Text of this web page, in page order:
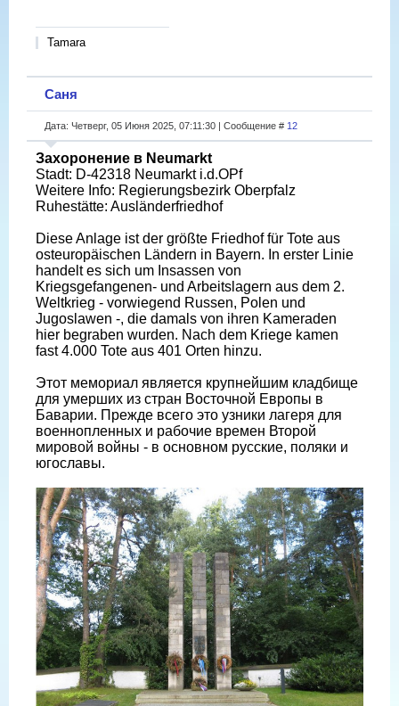
Tamara
Саня
Дата: Четверг, 05 Июня 2025, 07:11:30 | Сообщение # 12
Захоронение в Neumarkt
Stadt: D-42318 Neumarkt i.d.OPf
Weitere Info: Regierungsbezirk Oberpfalz
Ruhestätte: Ausländerfriedhof
Diese Anlage ist der größte Friedhof für Tote aus
osteuropäischen Ländern in Bayern. In erster Linie
handelt es sich um Insassen von
Kriegsgefangenen- und Arbeitslagern aus dem 2.
Weltkrieg - vorwiegend Russen, Polen und
Jugoslawen -, die damals von ihren Kameraden
hier begraben wurden. Nach dem Kriege kamen
fast 4.000 Tote aus 401 Orten hinzu.
Этот мемориал является крупнейшим кладбище
для умерших из стран Восточной Европы в
Баварии. Прежде всего это узники лагеря для
военнопленных и рабочие времен Второй
мировой войны - в основном русские, поляки и
югославы.